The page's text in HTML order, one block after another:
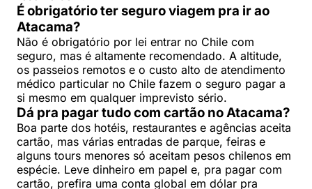
É obrigatório ter seguro viagem pra ir ao
Atacama?
Não é obrigatório por lei entrar no Chile com
seguro, mas é altamente recomendado. A altitude,
os passeios remotos e o custo alto de atendimento
médico particular no Chile fazem o seguro pagar a
si mesmo em qualquer imprevisto sério.
Dá pra pagar tudo com cartão no Atacama?
Boa parte dos hotéis, restaurantes e agências aceita
cartão, mas várias entradas de parque, feiras e
alguns tours menores só aceitam pesos chilenos em
espécie. Leve dinheiro em papel e, pra pagar com
cartão, prefira uma conta global em dólar pra